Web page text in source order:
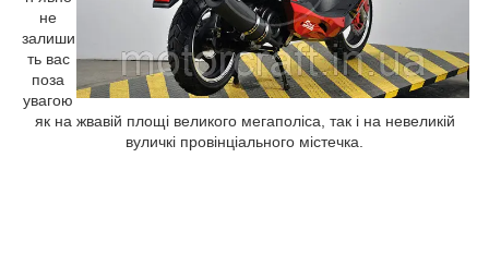
не
залиши
ть вас
поза
увагою
як на жвавій площі великого мегаполіса, так і на невеликій
вуличкі провінціального містечка.